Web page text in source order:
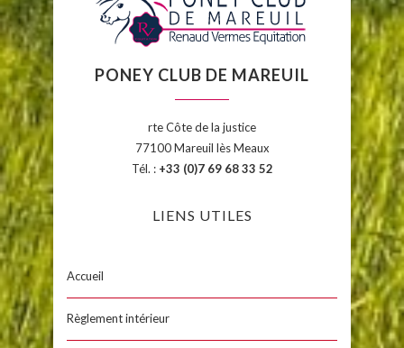
PONEY CLUB DE MAREUIL
rte Côte de la justice
77100 Mareuil lès Meaux
Tél. : +33 (0)7 69 68 33 52
LIENS UTILES
Accueil
Règlement intérieur